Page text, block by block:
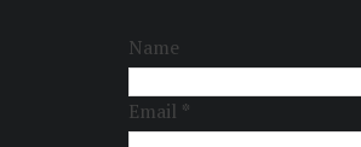
Name
Email *